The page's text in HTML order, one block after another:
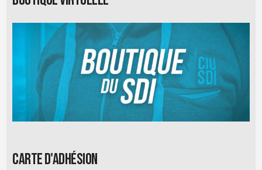
Carte d'adhésion